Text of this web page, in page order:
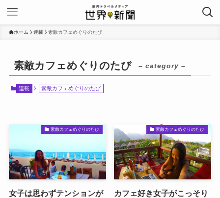
ホーム 連載 素敵カフェめぐりのたび
素敵カフェめぐりのたび – category –
連載 素敵カフェめぐりのたび
素敵カフェめぐりのたび
女子は思わずテンションが
素敵カフェめぐりのたび
カフェ好き女子がこっそり